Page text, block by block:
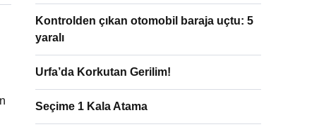
Kontrolden çıkan otomobil baraja uçtu: 5
yaralı
Urfa’da Korkutan Gerilim!
Seçime 1 Kala Atama